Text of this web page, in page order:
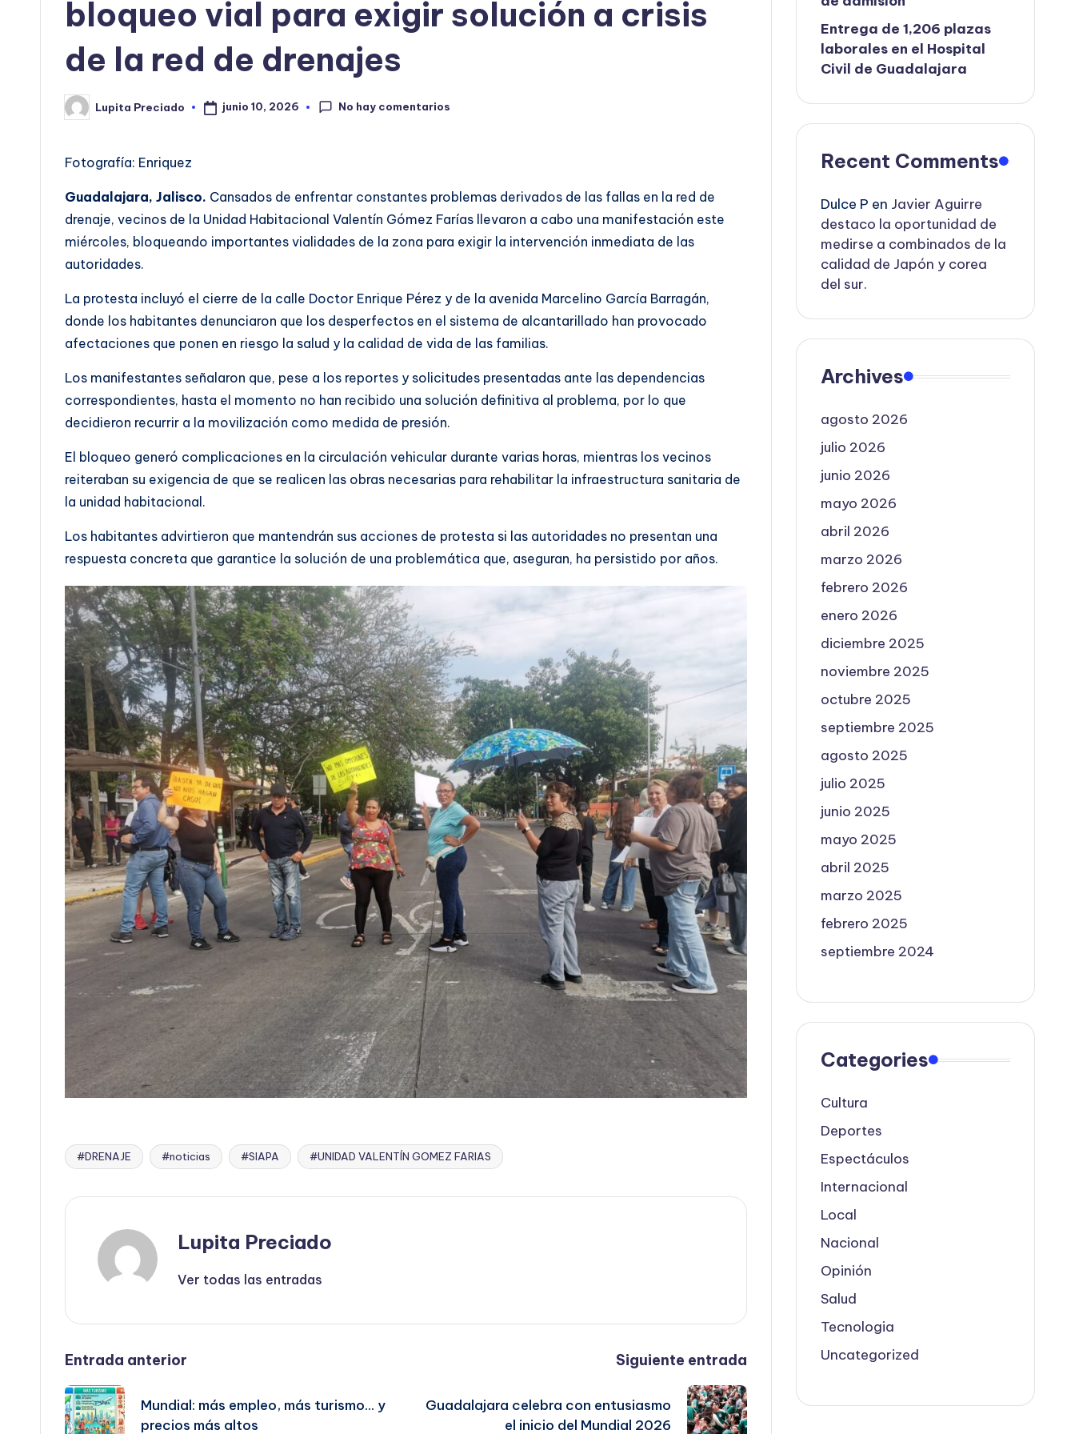
bloqueo vial para exigir solución a crisis
de la red de drenajes
Publicado
por
Lupita Preciado junio 10, 2026 No hay comentarios
Fotografía: Enriquez
Guadalajara, Jalisco. Cansados de enfrentar constantes problemas derivados de las fallas en la red de
drenaje, vecinos de la Unidad Habitacional Valentín Gómez Farías llevaron a cabo una manifestación este
miércoles, bloqueando importantes vialidades de la zona para exigir la intervención inmediata de las
autoridades.
La protesta incluyó el cierre de la calle Doctor Enrique Pérez y de la avenida Marcelino García Barragán,
donde los habitantes denunciaron que los desperfectos en el sistema de alcantarillado han provocado
afectaciones que ponen en riesgo la salud y la calidad de vida de las familias.
Los manifestantes señalaron que, pese a los reportes y solicitudes presentadas ante las dependencias
correspondientes, hasta el momento no han recibido una solución definitiva al problema, por lo que
decidieron recurrir a la movilización como medida de presión.
El bloqueo generó complicaciones en la circulación vehicular durante varias horas, mientras los vecinos
reiteraban su exigencia de que se realicen las obras necesarias para rehabilitar la infraestructura sanitaria de
la unidad habitacional.
Los habitantes advirtieron que mantendrán sus acciones de protesta si las autoridades no presentan una
respuesta concreta que garantice la solución de una problemática que, aseguran, ha persistido por años.
Etiquetas:
#DRENAJE #noticias #SIAPA #UNIDAD VALENTÍN GOMEZ FARIAS
Lupita Preciado
Ver todas las entradas
Navegación
de
Entrada anterior
Mundial: más empleo, más turismo… y
precios más altos
Siguiente entrada
Guadalajara celebra con entusiasmo
el inicio del Mundial 2026
Entrega de 1,206 plazas
laborales en el Hospital
Civil de Guadalajara
Recent Comments
Dulce P en Javier Aguirre
destaco la oportunidad de
medirse a combinados de la
calidad de Japón y corea
del sur.
Archives
agosto 2026
julio 2026
junio 2026
mayo 2026
abril 2026
marzo 2026
febrero 2026
enero 2026
diciembre 2025
noviembre 2025
octubre 2025
septiembre 2025
agosto 2025
julio 2025
junio 2025
mayo 2025
abril 2025
marzo 2025
febrero 2025
septiembre 2024
Categories
Cultura
Deportes
Espectáculos
Internacional
Local
Nacional
Opinión
Salud
Tecnologia
Uncategorized